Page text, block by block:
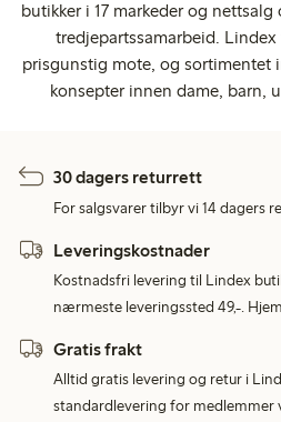
butikker i 17 markeder og
tredjepartssamarbeid.
prisgunstig mote, og sortimentet
konsepter innen dame, barn,
30 dagers returrett
For salgsvarer tilbyr vi 14 dagers
Leveringskostnader
Kostnadsfri levering til Lindex
nærmeste leveringssted 49,-.
Gratis frakt
Alltid gratis levering og retur i
standardlevering for medlemmer